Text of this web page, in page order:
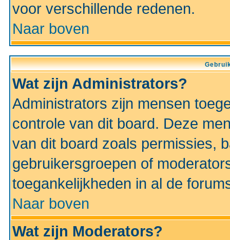
voor verschillende redenen.
Naar boven
Wat zijn Administrators?
Administrators zijn mensen
controle van dit board. Deze
van dit board zoals permissies,
gebruikersgroepen of
toegankelijkheden in al de
Naar boven
Wat zijn Moderators?